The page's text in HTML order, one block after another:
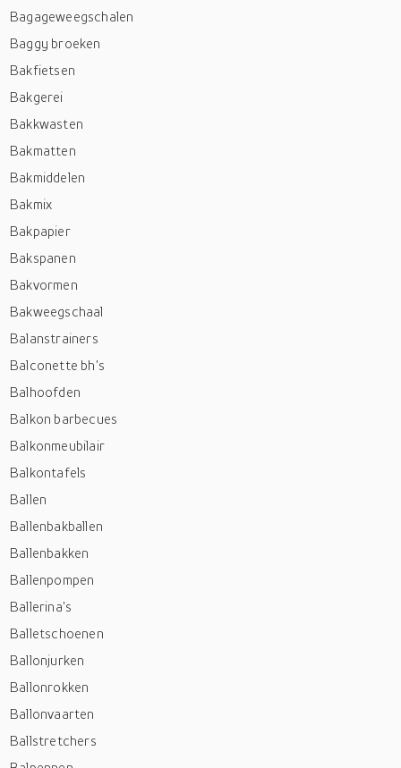
Bagageweegschalen
Baggy broeken
Bakfietsen
Bakgerei
Bakkwasten
Bakmatten
Bakmiddelen
Bakmix
Bakpapier
Bakspanen
Bakvormen
Bakweegschaal
Balanstrainers
Balconette bh's
Balhoofden
Balkon barbecues
Balkonmeubilair
Balkontafels
Ballen
Ballenbakballen
Ballenbakken
Ballenpompen
Ballerina's
Balletschoenen
Ballonjurken
Ballonrokken
Ballonvaarten
Ballstretchers